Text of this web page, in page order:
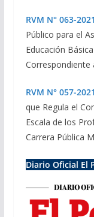
RVM N° 063-
Público para el
Educación
Correspondiente
RVM N° 057-
que Regula el
Escala de los
Carrera Pública
Diario Oficial El